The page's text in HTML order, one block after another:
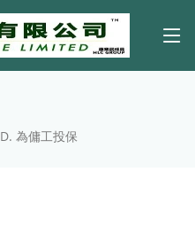
D. 為傭工投保